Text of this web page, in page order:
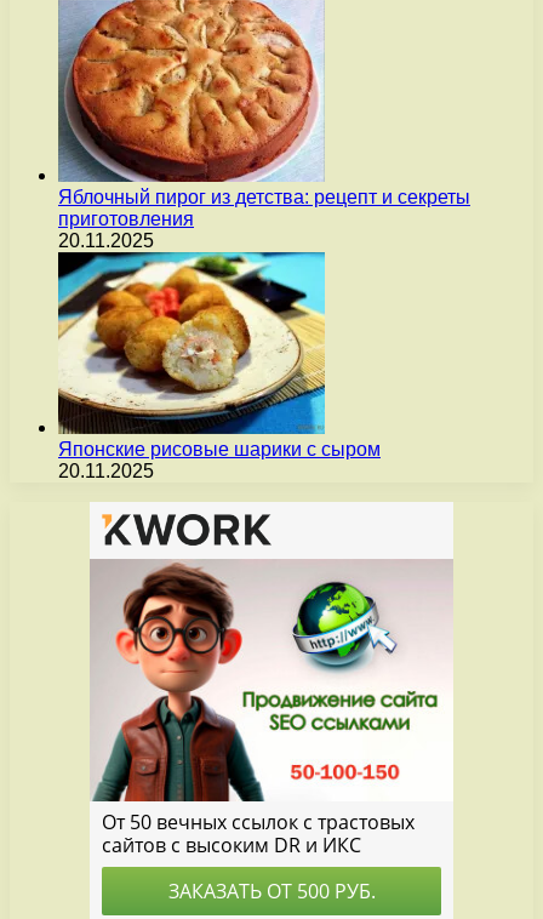
Яблочный пирог из детства: рецепт и секреты
приготовления
20.11.2025
Японские рисовые шарики с сыром
20.11.2025